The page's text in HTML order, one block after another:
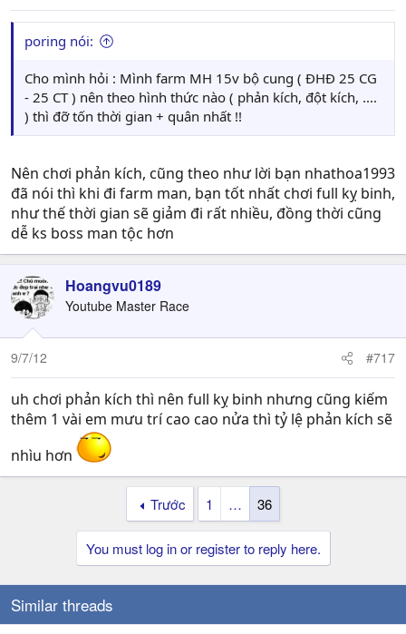
poring nói:
Cho mình hỏi : Mình farm MH 15v bộ cung ( ĐHĐ 25 CG
- 25 CT ) nên theo hình thức nào ( phản kích, đột kích, ....
) thì đỡ tốn thời gian + quân nhất !!
Nên chơi phản kích, cũng theo như lời bạn nhathoa1993
đã nói thì khi đi farm man, bạn tốt nhất chơi full kỵ binh,
như thế thời gian sẽ giảm đi rất nhiều, đồng thời cũng
dễ ks boss man tộc hơn
Hoangvu0189
Youtube Master Race
9/7/12 #717
uh chơi phản kích thì nên full kỵ binh nhưng cũng kiếm
thêm 1 vài em mưu trí cao cao nửa thì tỷ lệ phản kích sẽ
nhìu hơn
Trước 1 … 36
You must log in or register to reply here.
Similar threads